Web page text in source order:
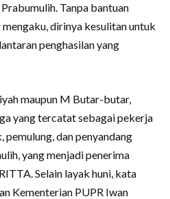
Tanpa bantuan
dirinya kesulitan untuk
penghasilan yang
maupun M Butar-butar,
yang tercatat sebagai pekerja
dan penyandang
yang menjadi penerima
Selain layak huni, kata
Kementerian PUPR Iwan